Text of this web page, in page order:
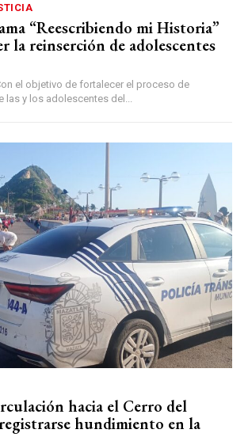
“Reescribiendo mi Historia”
la reinserción de adolescentes
el objetivo de fortalecer el proceso de
y los adolescentes del...
hacia el Cerro del
hundimiento en la